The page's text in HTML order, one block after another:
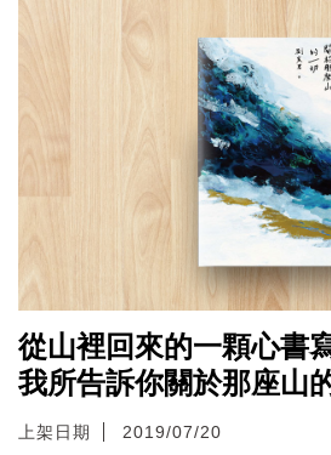
從山裡回來的一顆心書
我所告訴你關於那座山
上架日期 2019/07/20